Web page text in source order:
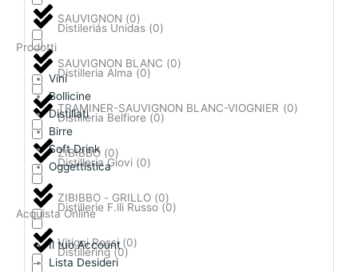
Distileriás Unidas (0)
Distilleria Alma (0)
Distilleria Belfiore (0)
Distilleria Giovi (0)
Distillerie F.lli Russo (0)
Distillering (0)
SAUVIGNON (0)
SAUVIGNON BLANC (0)
TRAMINER-SAUVIGNON BLANC-VIOGNIER (0)
ZIBIBBO (0)
ZIBIBBO - GRILLO (0)
Vitigni Rossi (0)
Prodotti
Vini
Bollicine
Distillati
Birre
Soft Drink
Oggettistica
Acquista Online
Il tuo Account
Lista Desideri